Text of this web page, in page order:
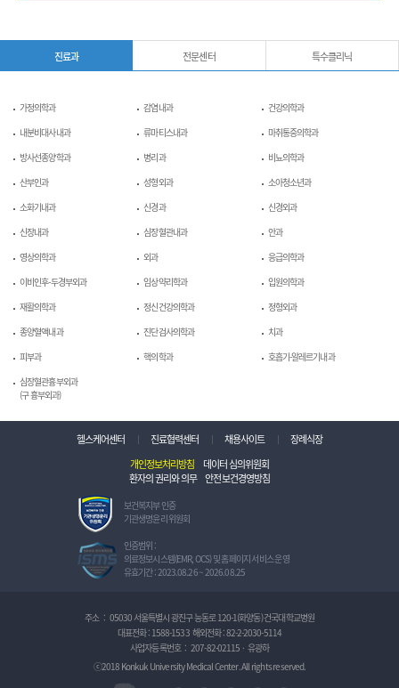
진료과 전문센터 특수클리닉
가정의학과 감염내과
건강의학과
내분비대사내과
류마티스내과
마취통증의학과
방사선종양학과
병리과
비뇨의학과
산부인과
성형외과
소아청소년과
소화기내과
신경과
신경외과
신장내과
심장혈관내과
안과
영상의학과
외과
응급의학과
이비인후-두경부외과
임상약리학과
입원의학과
재활의학과
정신건강의학과
정형외과
종양혈액내과
진단검사의학과
치과
피부과
핵의학과
호흡기-알레르기내과
심장혈관흉부외과
(구 흉부외과)
헬스케어센터 진료협력센터 채용사이트
장례식장
개인정보처리방침
데이터 심의위원회
환자의 권리와 의무
안전보건경영방침
보
건
복
지
부
인
관
생
리
보건복지부 인증
기관생명윤리 위원회
정
보
보
리
체
증
인증범위 :
의료정보시스템(EMR, OCS) 및 홈페이지 서비스 운영
유효기간 : 2023.08.26 ~ 2026.08.25
주소 : 05030 서울특별시 광진구 능동로 120-1(화양동) 건국대학교병원
대표전화 : 1588-1533해외전화 :82-2-2030-5114
사업자등록번호 : 207-82-02115 · 유광하
ⓒ2018 Konkuk University Medical Center. All rights reserved.